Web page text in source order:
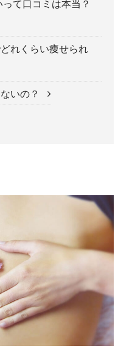
て口コミは本当？
れくらい痩せられ
いの？